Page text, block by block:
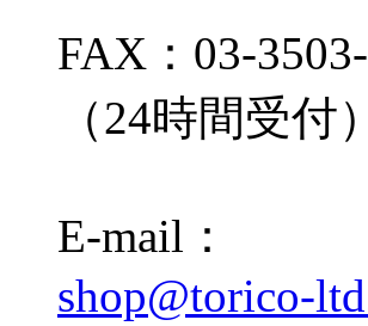
FAX：03-
（24時間受付）
E-mail：
shop@torico-